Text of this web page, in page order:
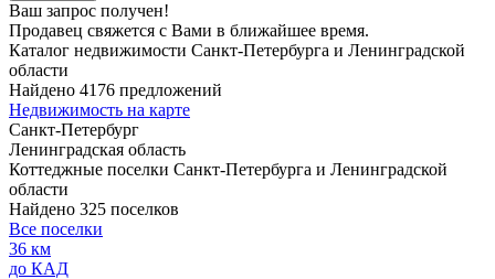
Ваш запрос получен!
Продавец свяжется с Вами в ближайшее время.
Каталог недвижимости Санкт-Петербурга и Ленинградской
области
Найдено 4176 предложений
Недвижимость на карте
Санкт-Петербург
Ленинградская область
Коттеджные поселки Санкт-Петербурга и Ленинградской
области
Найдено 325 поселков
Все поселки
36 км
до КАД